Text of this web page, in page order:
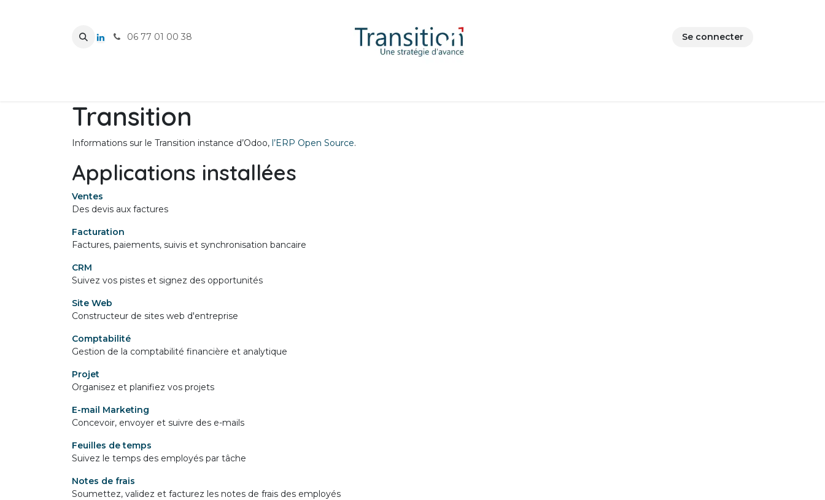
06 77 01 00 38 Se connecter
Transition
Informations sur le Transition instance d’Odoo, l’ERP Open Source.
Applications installées
Ventes
Des devis aux factures
Facturation
Factures, paiements, suivis et synchronisation bancaire
CRM
Suivez vos pistes et signez des opportunités
Site Web
Constructeur de sites web d'entreprise
Comptabilité
Gestion de la comptabilité financière et analytique
Projet
Organisez et planifiez vos projets
E-mail Marketing
Concevoir, envoyer et suivre des e-mails
Feuilles de temps
Suivez le temps des employés par tâche
Notes de frais
Soumettez, validez et facturez les notes de frais des employés